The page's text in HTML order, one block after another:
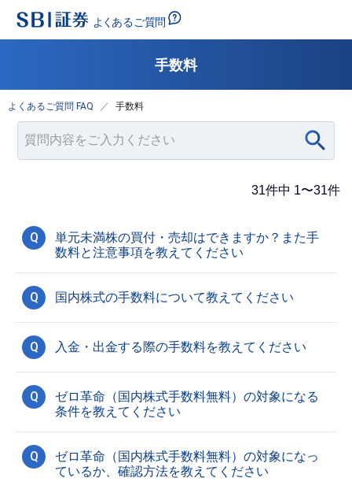
手数料
よくあるご質問 FAQ 手数料
31件中 1〜31件
Q
単元未満株の買付・売却はできますか？また手
数料と注意事項を教えてください
Q 国内株式の手数料について教えてください
Q 入金・出金する際の手数料を教えてください
Q
ゼロ革命（国内株式手数料無料）の対象になる
条件を教えてください
Q
ゼロ革命（国内株式手数料無料）の対象になっ
ているか、確認方法を教えてください